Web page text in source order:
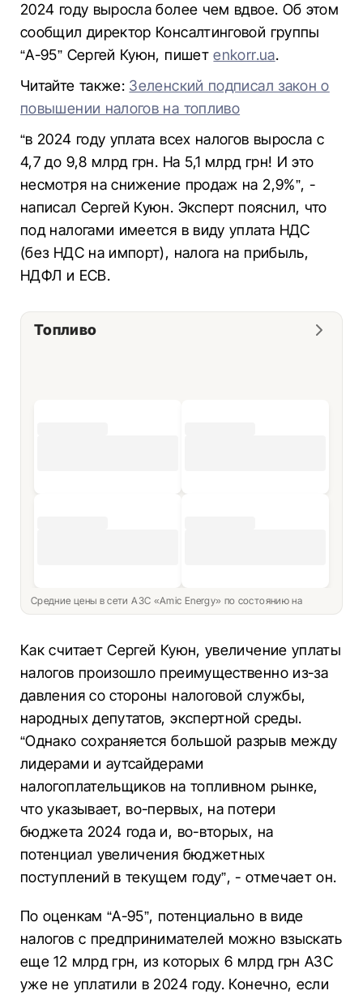
2024 году выросла более чем вдвое. Об этом
сообщил директор Консалтинговой группы
“А-95” Сергей Куюн, пишетenkorr.ua.
Читайте также: Зеленский подписал закон о
повышении налогов на топливо
“в 2024 году уплата всех налогов выросла с
4,7 до 9,8 млрд грн. На 5,1 млрд грн! И это
несмотря на снижение продаж на 2,9%”, -
написал Сергей Куюн. Эксперт пояснил, что
под налогами имеется в виду уплата НДС
(без НДС на импорт), налога на прибыль,
НДФЛ и ЕСВ.
Топливо
Средние цены в сети АЗС «Amic Energy» по состоянию на
Как считает Сергей Куюн, увеличение уплаты
налогов произошло преимущественно из-за
давления со стороны налоговой службы,
народных депутатов, экспертной среды.
“Однако сохраняется большой разрыв между
лидерами и аутсайдерами
налогоплательщиков на топливном рынке,
что указывает, во-первых, на потери
бюджета 2024 года и, во-вторых, на
потенциал увеличения бюджетных
поступлений в текущем году”, - отмечает он.
По оценкам “А-95”, потенциально в виде
налогов с предпринимателей можно взыскать
еще 12 млрд грн, из которых 6 млрд грн АЗС
уже не уплатили в 2024 году. Конечно, если